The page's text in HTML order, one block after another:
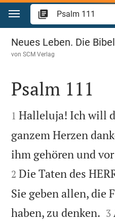
Zum Inhalt springen
Psalm 111
Neues Leben. Die Bibel
vonSCM Verlag

Psalm 111

1 Halleluja! Ich will
ganzem Herzen
ihm gehören und
2 Die Taten des
Sie geben allen, die
haben, zu denken. 
3